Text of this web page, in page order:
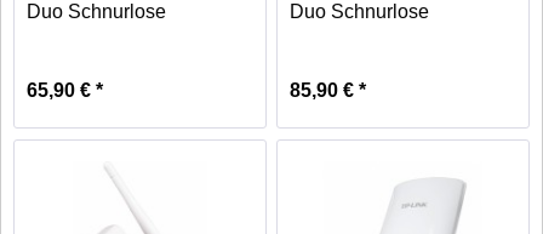
Duo Schnurlose
65,90 € *
Duo Schnurlose
85,90 € *